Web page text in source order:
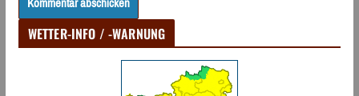
WETTER-INFO / -WARNUNG